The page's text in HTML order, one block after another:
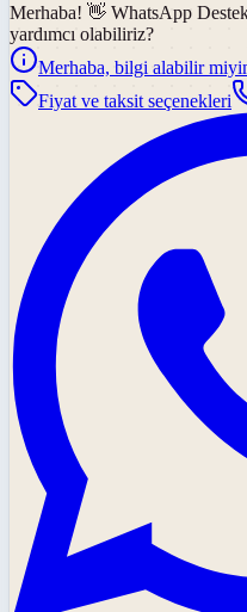
Merhaba! 👋 WhatsApp
yardımcı olabiliriz?
Merhaba, bilgi alabilir
Fiyat ve taksit seçenekleri